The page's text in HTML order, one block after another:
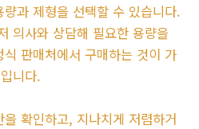
과 제형을 선택할 수 있습니다.
의사와 상담해 필요한 용량을
판매처에서 구매하는 것이 가
니다.
확인하고, 지나치게 저렴하거